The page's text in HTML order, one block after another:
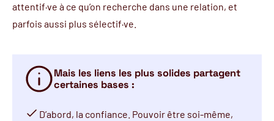
attentif·ve à ce qu’on recherche dans une relation, et
parfois aussi plus sélectif·ve.
Mais les liens les plus solides partagent
certaines bases :
D’abord, la confiance. Pouvoir être soi-même,